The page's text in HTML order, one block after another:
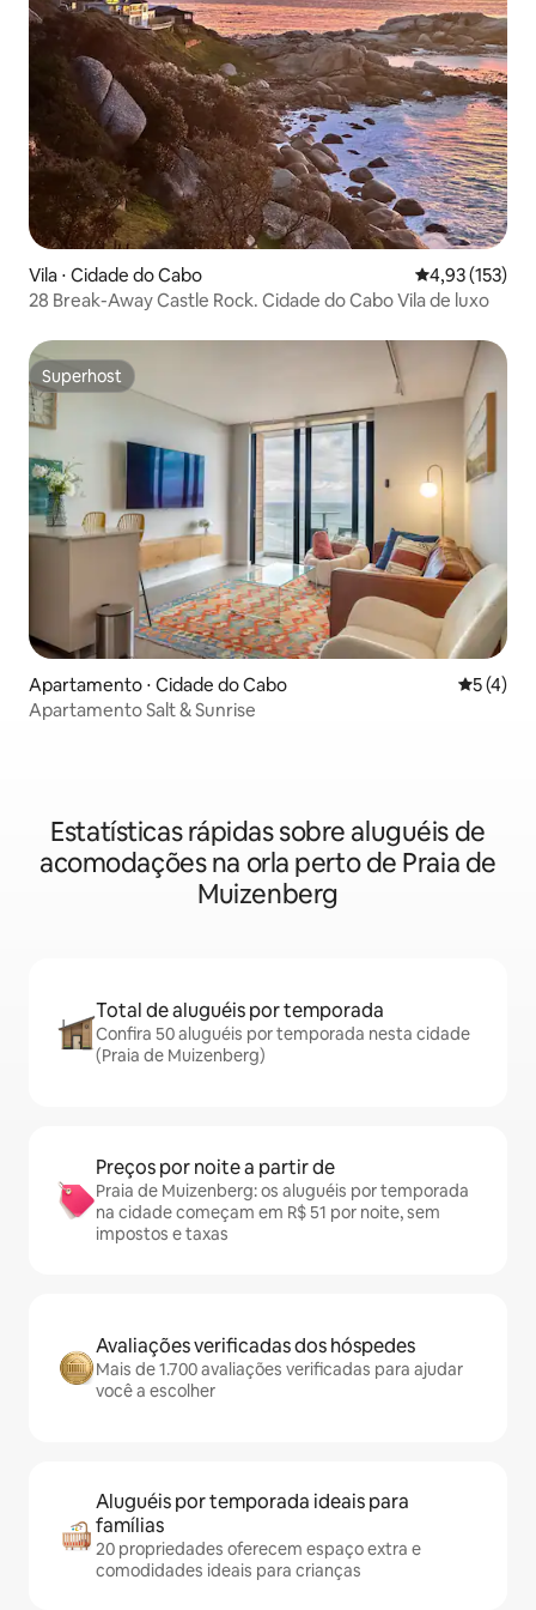
Vila ⋅ Cidade do Cabo 4,93 de uma
4,93 (153)
28 Break-Away Castle Rock. Cidade do Cabo Vila de luxo
Superhost
Superhost
Apartamento ⋅ Cidade do Cabo 5 de
5 (4)
Apartamento Salt & Sunrise
Estatísticas rápidas sobre aluguéis de
acomodações na orla perto de Praia de
Muizenberg
Total de aluguéis por temporada
Confira 50 aluguéis por temporada nesta cidade
(Praia de Muizenberg)
Preços por noite a partir de
Praia de Muizenberg: os aluguéis por temporada
na cidade começam em R$ 51 por noite, sem
impostos e taxas
Avaliações verificadas dos hóspedes
Mais de 1.700 avaliações verificadas para ajudar
você a escolher
Aluguéis por temporada ideais para
famílias
20 propriedades oferecem espaço extra e
comodidades ideais para crianças